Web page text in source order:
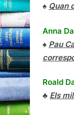
♠ Quan
Anna
♠ Pau
Roald
♣ Els